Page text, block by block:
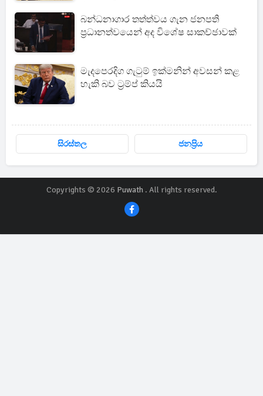
බන්ධනාගාර තත්ත්වය ගැන ජනපති
ප්‍රධානත්වයෙන් අද විශේෂ සාකච්ඡාවක්
මැදපෙරදිග ගැටුම් ඉක්මනින් අවසන් කළ
හැකි බව ට්‍රම්ප් කියයි
සිරස්තල ජනප්‍රිය
Copyrights © 2026 Puwath. All rights reserved.